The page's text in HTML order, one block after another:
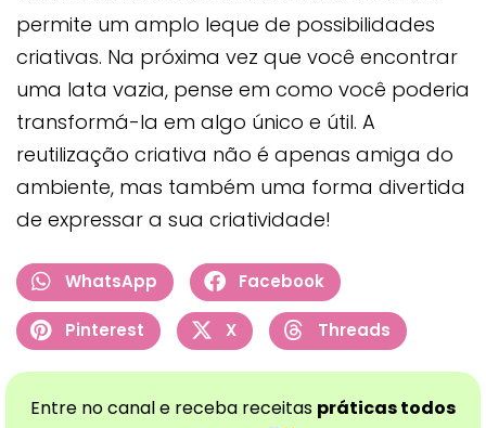
permite um amplo leque de possibilidades
criativas. Na próxima vez que você encontrar
uma lata vazia, pense em como você poderia
transformá-la em algo único e útil. A
reutilização criativa não é apenas amiga do
ambiente, mas também uma forma divertida
de expressar a sua criatividade!
WhatsApp Facebook
Pinterest X Threads
Entre no canal e receba receitas práticas todos